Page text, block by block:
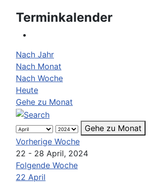
Terminkalender
Nach Jahr
Nach Monat
Nach Woche
Heute
Gehe zu Monat
Gehe zu Monat
Vorherige Woche
22 - 28 April, 2024
Folgende Woche
22 April